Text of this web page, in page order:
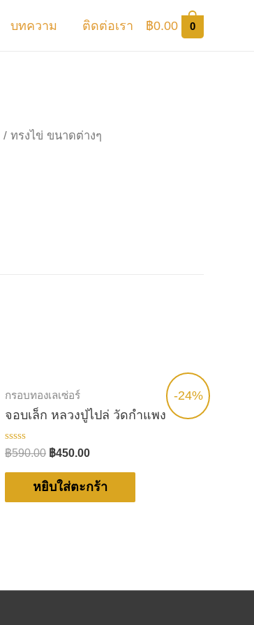
บทความ ติดต่อเรา ฿0.00 0
/ ทรงไข่ ขนาดต่างๆ
-24%
กรอบทองเลเซ่อร์
จอบเล็ก หลวงปู่ไปล่ วัดกำแพง
ให้
คะแนน
0
5
฿590.00 ฿450.00
หยิบใส่ตะกร้า